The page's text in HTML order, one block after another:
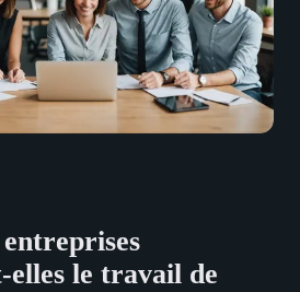
elles le travail de